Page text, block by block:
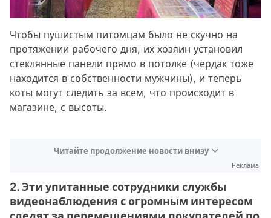
Чтобы пушистым питомцам было не скучно на
протяжении рабочего дня, их хозяин установил
стеклянные панели прямо в потолке (чердак тоже
находится в собственности мужчины), и теперь
коты могут следить за всем, что происходит в
магазине, с высоты.
Читайте продолжение новости внизу
Реклама
2. Эти упитанные сотрудники службы
видеонаблюдения с огромным интересом